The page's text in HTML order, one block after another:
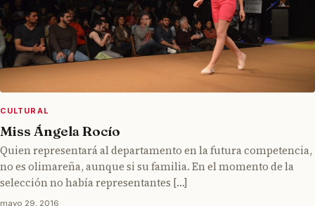
CULTURAL
Miss Ángela Rocío
Quien representará al departamento en la futura competencia,
no es olimareña, aunque si su familia. En el momento de la
selección no había representantes […]
mayo 29, 2016